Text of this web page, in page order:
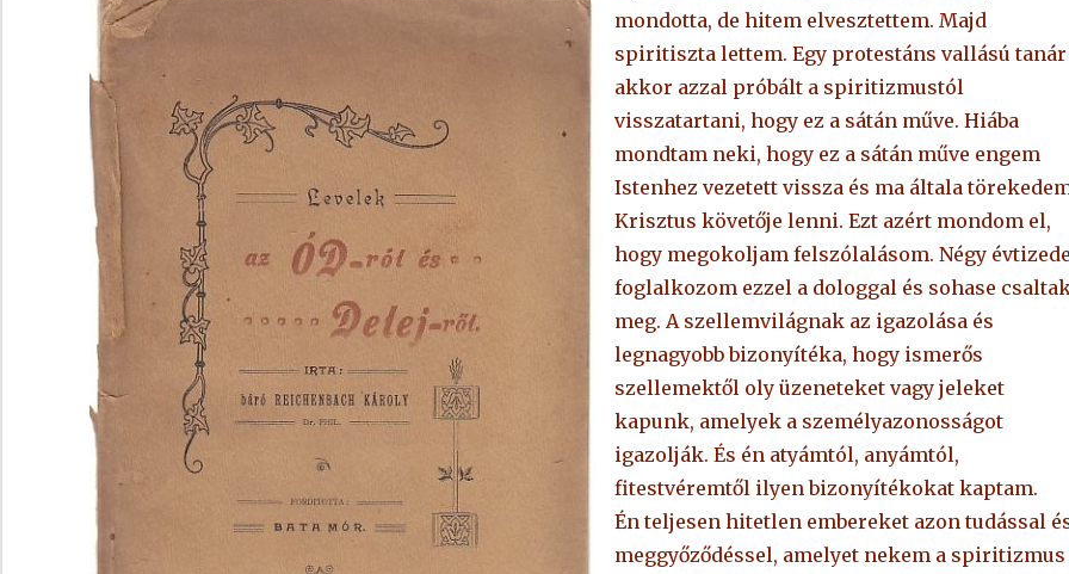
mondotta, de hitem elvesztettem. Majd
spiritiszta lettem. Egy protestáns vallású tanár
akkor azzal próbált a spiritizmustól
visszatartani, hogy ez a sátán műve. Hiába
mondtam neki, hogy ez a sátán műve engem
Istenhez vezetett vissza és ma általa
Krisztus követője lenni. Ezt azért mondom el,
hogy megokoljam felszólalásom. Négy
foglalkozom ezzel a dologgal és sohase
meg. A szellemvilágnak az igazolása és
legnagyobb bizonyítéka, hogy ismerős
szellemektől oly üzeneteket vagy jeleket
kapunk, amelyek a személyazonosságot
igazolják. És én atyámtól, anyámtól,
fitestvéremtől ilyen bizonyítékokat kaptam.
Én teljesen hitetlen embereket azon tudással
meggyőződéssel, amelyet nekem a spiritizmus